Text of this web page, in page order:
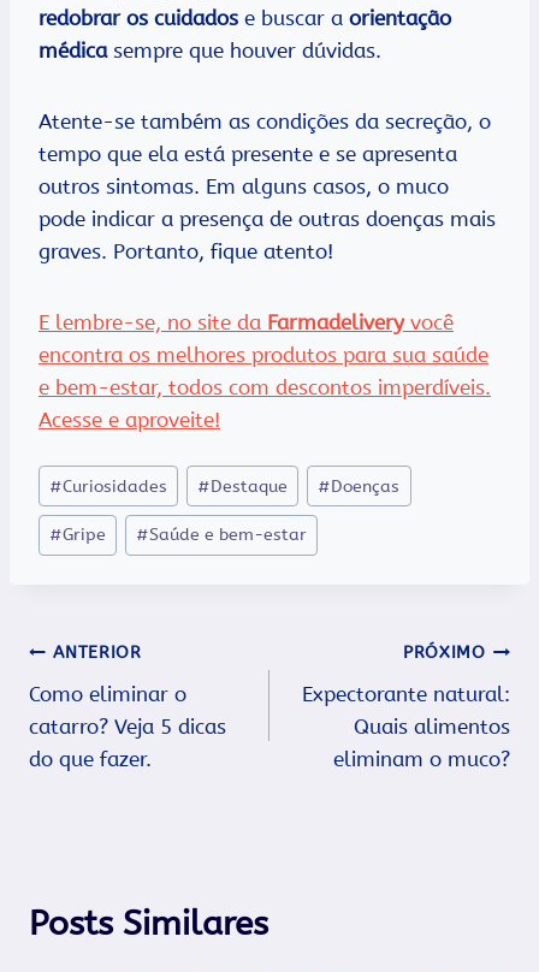
redobrar os cuidados e buscar a orientação
médicasempre que houver dúvidas.
Atente-se também as condições da secreção, o
tempo que ela está presente e se apresenta
outros sintomas. Em alguns casos, o muco
pode indicar a presença de outras doenças mais
graves. Portanto, fique atento!
E lembre-se, no site da Farmadelivery você
encontra os melhores produtos para sua saúde
e bem-estar, todos com descontos imperdíveis.
Acesse e aproveite!
Tags
do
Post:
#Curiosidades #Destaque #Doenças
#Gripe #Saúde e bem-estar
Navegação
de
Post
ANTERIOR
Como eliminar o
catarro? Veja 5 dicas
do que fazer.
PRÓXIMO
Expectorante natural:
Quais alimentos
eliminam o muco?
Posts Similares